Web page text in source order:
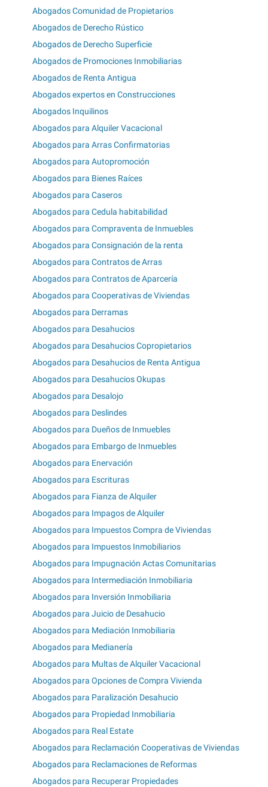
Abogados Comunidad de Propietarios
Abogados de Derecho Rústico
Abogados de Derecho Superficie
Abogados de Promociones Inmobiliarias
Abogados de Renta Antigua
Abogados expertos en Construcciones
Abogados Inquilinos
Abogados para Alquiler Vacacional
Abogados para Arras Confirmatorias
Abogados para Autopromoción
Abogados para Bienes Raíces
Abogados para Caseros
Abogados para Cedula habitabilidad
Abogados para Compraventa de Inmuebles
Abogados para Consignación de la renta
Abogados para Contratos de Arras
Abogados para Contratos de Aparcería
Abogados para Cooperativas de Viviendas
Abogados para Derramas
Abogados para Desahucios
Abogados para Desahucios Copropietarios
Abogados para Desahucios de Renta Antigua
Abogados para Desahucios Okupas
Abogados para Desalojo
Abogados para Deslindes
Abogados para Dueños de Inmuebles
Abogados para Embargo de Inmuebles
Abogados para Enervación
Abogados para Escrituras
Abogados para Fianza de Alquiler
Abogados para Impagos de Alquiler
Abogados para Impuestos Compra de Viviendas
Abogados para Impuestos Inmobiliarios
Abogados para Impugnación Actas Comunitarias
Abogados para Intermediación Inmobiliaria
Abogados para Inversión Inmobiliaria
Abogados para Juicio de Desahucio
Abogados para Mediación Inmobiliaria
Abogados para Medianería
Abogados para Multas de Alquiler Vacacional
Abogados para Opciones de Compra Vivienda
Abogados para Paralización Desahucio
Abogados para Propiedad Inmobiliaria
Abogados para Real Estate
Abogados para Reclamación Cooperativas de Viviendas
Abogados para Reclamaciones de Reformas
Abogados para Recuperar Propiedades